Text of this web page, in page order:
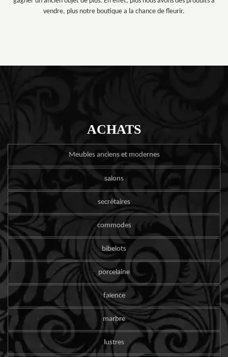
vendre, plus notre boutique a la chance de fleurir.
ACHATS
Meubles anciens et modernes
salons
secrétaires
commodes
bibelots
porcelaine
faïence
marbre
lustres